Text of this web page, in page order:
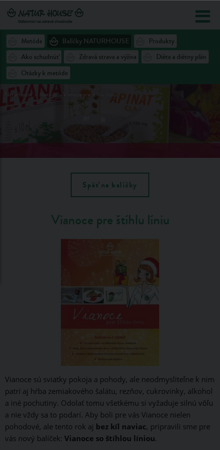
Metóda Balíčky NATURHOUSE
Produkty
Ako schudnúť
Zdravá strava a výživa
Diéta a diétny plán
Otázky k metóde
Naturhouse Metóda Vianoce pre štíhlu líniu
Späť na balíčky
Vianoce pre štíhlu líniu
Vianoce sú sviatky pokoja a pohody, ale neodmysliteľne k nim
patrí aj hŕba zemiakového šalátu, rezňov, cukrovinky, alkohol
a iné pochutiny. Odolať tomu všetkému si vyžaduje silnú vôľu
a nie vždy sa to podarí. Aby boli pre vás Vianoce nielen
pohodové, ale tento rok aj bez kíl naviac, pripravili sme pre
vás nový balíček: Vianoce so štíhlou líniou.